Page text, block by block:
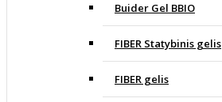
Buider Gel BBIO
FIBER Statybinis gelis
FIBER gelis